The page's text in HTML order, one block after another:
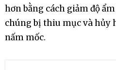
hơn bằng cách giảm độ
chúng bị thiu mục và hủy
nấm mốc.